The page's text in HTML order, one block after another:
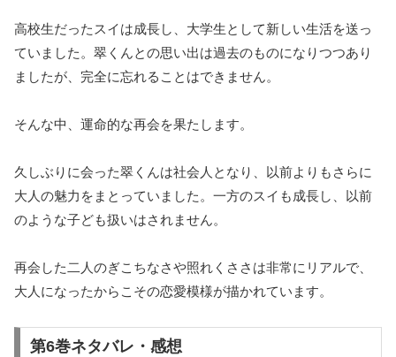
高校生だったスイは成長し、大学生として新しい生活を送っ
ていました。翠くんとの思い出は過去のものになりつつあり
ましたが、完全に忘れることはできません。
そんな中、運命的な再会を果たします。
久しぶりに会った翠くんは社会人となり、以前よりもさらに
大人の魅力をまとっていました。一方のスイも成長し、以前
のような子ども扱いはされません。
再会した二人のぎこちなさや照れくささは非常にリアルで、
大人になったからこその恋愛模様が描かれています。
第6巻ネタバレ・感想